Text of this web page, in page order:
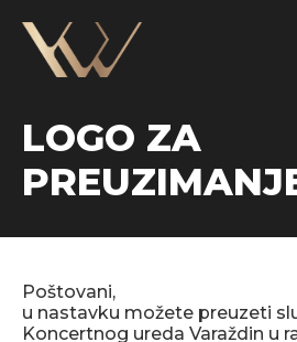
LOGO ZA
Poštovani,
u nastavku možete preuzeti
Koncertnog ureda Varaždin u